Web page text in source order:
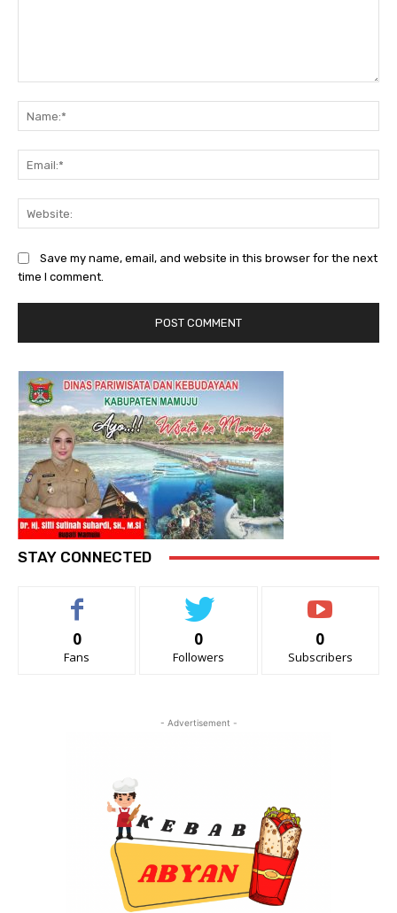
Save my name, email, and website in this browser for the next
time I comment.
STAY CONNECTED
0
Fans
0
Followers
0
Subscribers
- Advertisement -